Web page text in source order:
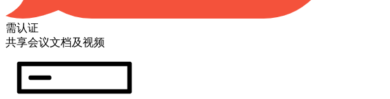
需认证
共享会议文档及视频